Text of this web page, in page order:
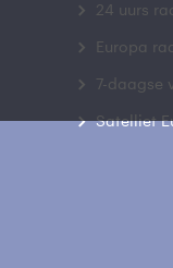
24 uurs
Europa
7-daagse
Satelliet